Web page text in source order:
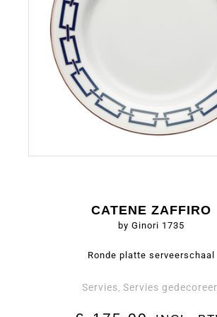
CATENE ZAFFIRO
by Ginori 1735
Ronde platte serveerschaal
Servies, Servies